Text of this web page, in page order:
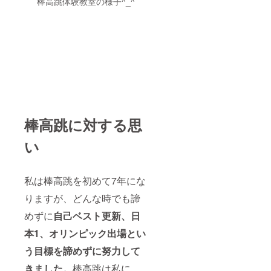
棒高跳に対する思
い
私は棒高跳を初めて7年にな
りますが、どんな時でも諦
めずに自己ベスト更新、日
本1、オリンピック出場とい
う目標を諦めずに努力して
きました。 棒高跳は私に